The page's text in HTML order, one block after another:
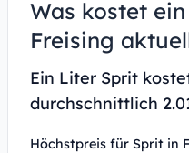
Was kostet
Freising
Ein Liter Sprit
durchschnittlich
Höchstpreis für Sprit in